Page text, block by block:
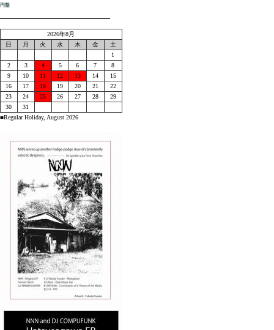
円盤
2026年8月
日
月 火 水 木 金
土
1
2
3 4 5 6 7
8
9
10 11 12 13 14
15
16
17 18 19 20 21
22
23
24 25 26 27 28
29
30
31
■Regular Holiday, August 2026